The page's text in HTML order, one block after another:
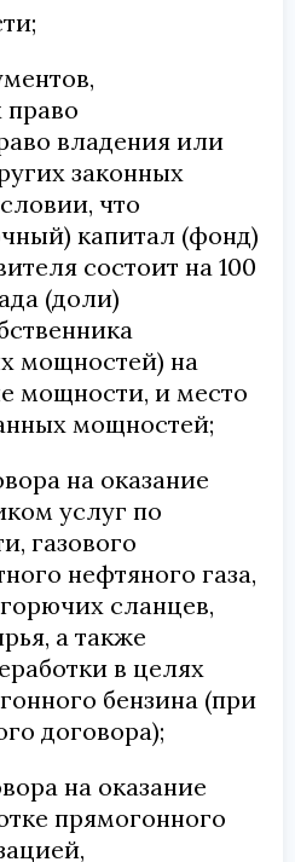
владения или
законных
что
капитал (фонд)
состоит на 100
(доли)
мощностей) на
мощности, и место
мощностей;
на оказание
услуг по
газового
нефтяного газа,
сланцев,
а также
в целях
бензина (при
договора);
на оказание
прямогонного